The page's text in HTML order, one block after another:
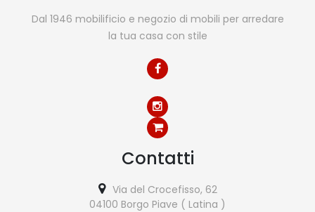
Dal 1946 mobilificio e negozio di mobili per arredare
la tua casa con stile
Contatti
Via del Crocefisso, 62
04100 Borgo Piave ( Latina )